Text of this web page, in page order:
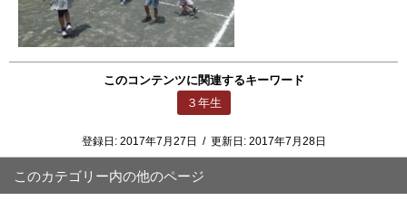
このコンテンツに関連するキーワード
３年生
登録日: 2017年7月27日 / 更新日: 2017年7月28日
このカテゴリー内の他のページ